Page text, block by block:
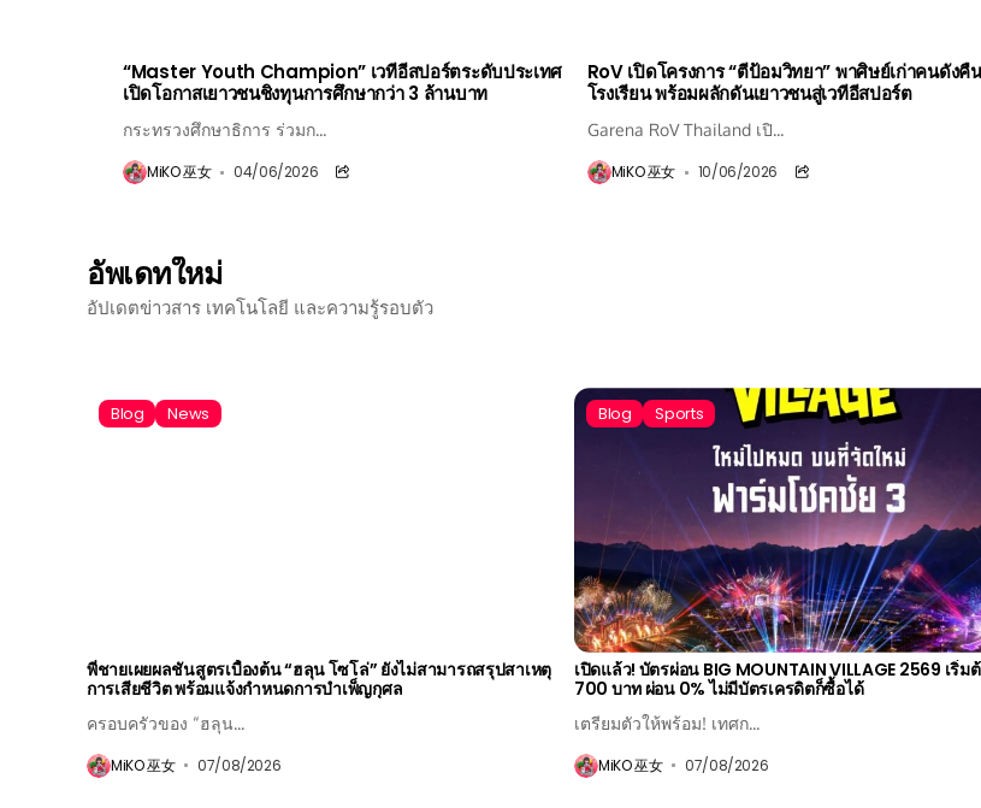
“Master Youth Champion” เวทีอีสปอร์ตระดับประเทศ
เปิดโอกาสเยาวชนชิงทุนการศึกษากว่า 3 ล้านบาท
กระทรวงศึกษาธิการ ร่วมก...
MiKO 巫女 04/06/2026
RoV เปิดโครงการ “ตีป้อมวิทยา” พาศิษย์เก่าคนดังคื
โรงเรียน พร้อมผลักดันเยาวชนสู่เวทีอีสปอร์ต
Garena RoV Thailand เปิ...
MiKO 巫女 10/06/2026
อัพเดทใหม่
อัปเดตข่าวสาร เทคโนโลยี และความรู้รอบตัว
Blog News
พี่ชายเผยผลชันสูตรเบื้องต้น “ฮลุน โซโล่” ยังไม่สามารถสรุปสาเหตุ
การเสียชีวิต พร้อมแจ้งกำหนดการบำเพ็ญกุศล
ครอบครัวของ “ฮลุน...
MiKO 巫女 07/08/2026
Blog Sports
เปิดแล้ว! บัตรผ่อน BIG MOUNTAIN VILLAGE 2569 เริ่ม
700 บาท ผ่อน 0% ไม่มีบัตรเครดิตก็ซื้อได้
เตรียมตัวให้พร้อม! เทศก...
MiKO 巫女 07/08/2026